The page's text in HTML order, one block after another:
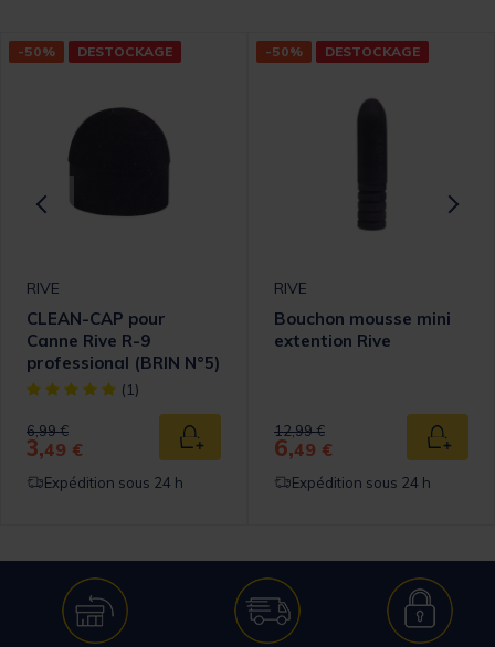
panier
-50% DESTOCKAGE
RIVE
CLEAN-CAP pour
Canne Rive R-9
professional (BRIN N°5)
[object Object] out of 5 Customer Rating
(1)
Price reduced from
6,99 €to
3,49 € Ajouter au panier
Expédition sous 24 h
-50% DESTOCKAGE
RIVE
Bouchon mousse mini
extention Rive
Price reduced from
12,99 €to
6,49 €
Expédition sous 24 h